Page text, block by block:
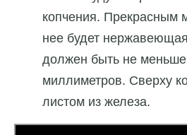
копчения. Прекрасным
нее будет
должен быть не меньше
миллиметров. Сверху
листом из железа.